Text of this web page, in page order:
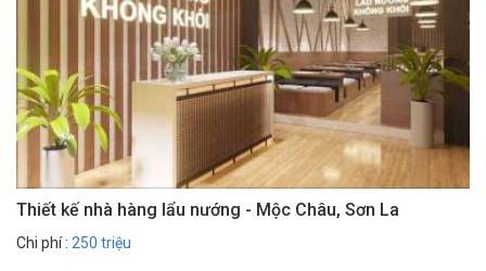
Thiết kế nhà hàng lẩu nướng - Mộc Châu, Sơn La
Chi phí : 250 triệu